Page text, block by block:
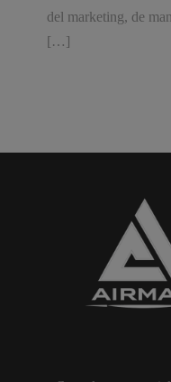
del marketing, de
[…]